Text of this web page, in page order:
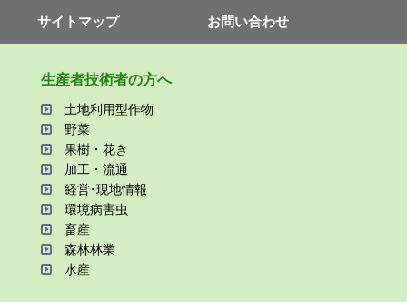
サイトマップ
お問い合わせ
⽣産者技術者の⽅へ
⼟地利⽤型作物
野菜
果樹・花き
加⼯・流通
経営･現地情報
環境病害⾍
畜産
森林林業
⽔産